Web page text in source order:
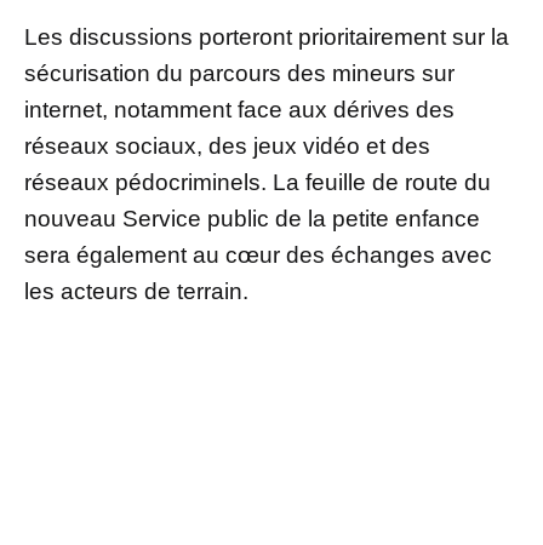
Les discussions porteront prioritairement sur la
sécurisation du parcours des mineurs sur
internet, notamment face aux dérives des
réseaux sociaux, des jeux vidéo et des
réseaux pédocriminels. La feuille de route du
nouveau Service public de la petite enfance
sera également au cœur des échanges avec
les acteurs de terrain.